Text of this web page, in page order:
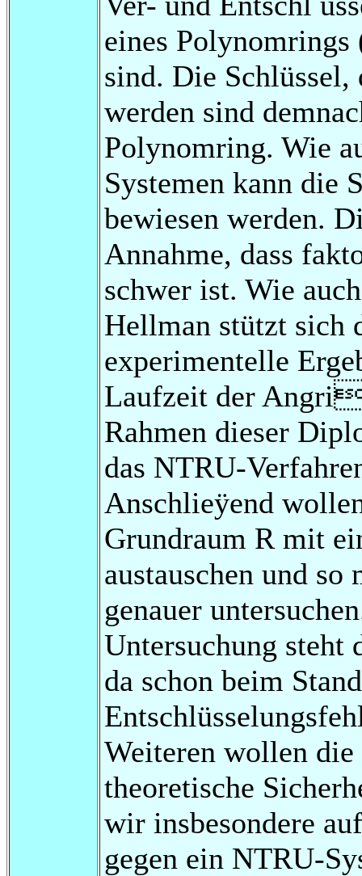
eines
sind. Die Schlüssel,
werden sind
Polynomring. Wie
Systemen kann die
bewiesen werden.
Annahme, dass
schwer ist. Wie
Hellman stützt sich
experimentelle
Laufzeit der
Rahmen dieser
das NTRU-
Anschlieÿend
Grundraum R mit
austauschen und
genauer
Untersuchung steht
da schon beim
Weiteren wollen
theoretische
wir insbesondere
gegen ein NTRU-